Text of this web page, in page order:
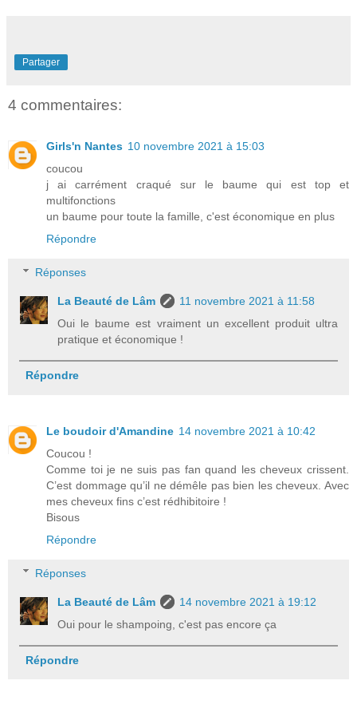
Partager
4 commentaires:
Girls'n Nantes 10 novembre 2021 à 15:03
coucou
j ai carrément craqué sur le baume qui est top et
multifonctions
un baume pour toute la famille, c'est économique en plus
Répondre
Réponses
La Beauté de Lâm
11 novembre 2021 à 11:58
Oui le baume est vraiment un excellent produit ultra
pratique et économique !
Répondre
Le boudoir d'Amandine 14 novembre 2021 à 10:42
Coucou !
Comme toi je ne suis pas fan quand les cheveux crissent.
C’est dommage qu’il ne démêle pas bien les cheveux. Avec
mes cheveux fins c’est rédhibitoire !
Bisous
Répondre
Réponses
La Beauté de Lâm
14 novembre 2021 à 19:12
Oui pour le shampoing, c'est pas encore ça
Répondre